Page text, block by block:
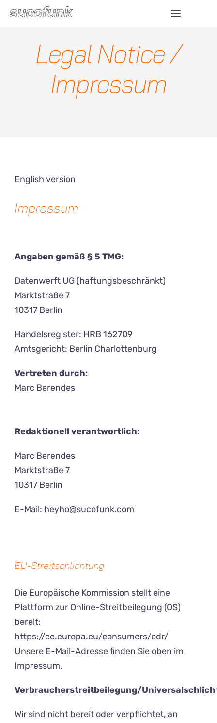
Skip
Toggle
SHOP
DONATE
Legal Notice /
Impressum
English version
Impressum
Angaben gemäß § 5 TMG:
Datenwerft UG (haftungsbeschränkt)
Marktstraße 7
10317 Berlin
Handelsregister: HRB 162709
Amtsgericht: Berlin Charlottenburg
Vertreten durch:
Marc Berendes
Redaktionell verantwortlich:
Marc Berendes
Marktstraße 7
10317 Berlin
E-Mail: heyho@sucofunk.com
EU-Streitschlichtung
Die Europäische Kommission stellt eine
Plattform zur Online-Streitbeilegung (OS)
bereit:
https://ec.europa.eu/consumers/odr/
Unsere E-Mail-Adresse finden Sie oben im
Impressum.
Verbraucherstreitbeilegung/
Wir sind nicht bereit oder verpflichtet, an